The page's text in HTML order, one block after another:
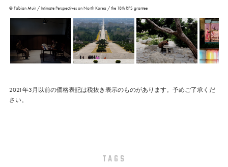
©︎ Fabian Muir / Intimate Perspectives on North Korea / the 18th RPS grantee
2021年3月以前の価格表記は税抜き表示のものがあります。予めご了承くだ
さい。
TAGS